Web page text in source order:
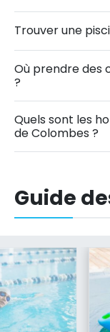
Trouver une
Où prendre des
?
Quels sont les
de Colombes ?
Guide